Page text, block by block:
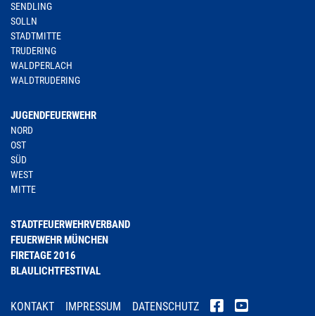
SENDLING
SOLLN
STADTMITTE
TRUDERING
WALDPERLACH
WALDTRUDERING
JUGENDFEUERWEHR
NORD
OST
SÜD
WEST
MITTE
STADTFEUERWEHRVERBAND
FEUERWEHR MÜNCHEN
FIRETAGE 2016
BLAULICHTFESTIVAL
KONTAKT IMPRESSUM DATENSCHUTZ